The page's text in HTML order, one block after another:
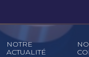
NOTRE
ACTUALITÉ